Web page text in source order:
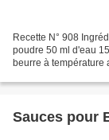
Recette N° 908
poudre 50 ml d'eau
beurre à température
Sauces pour